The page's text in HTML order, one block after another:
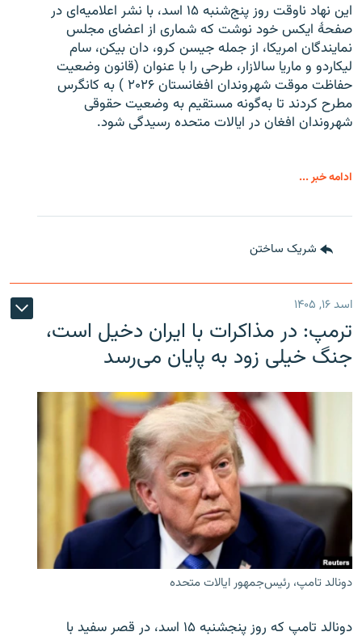
این نهاد ناوقت روز پنج‌شنبه ۱۵ اسد، با نشر اعلامیه‌ای در
صفحۀ ایکس خود نوشت که شماری از اعضای مجلس
نمایندگان امریکا، از جمله جیسن کرو، دان بیکن، سام
لیکاردو و ماریا سالازار، طرحی را با عنوان (قانون وضعیت
حفاظت موقت شهروندان افغانستان ۲۰۲۶ ) به کانگرس
مطرح کردند تا به‌گونه مستقیم به وضعیت حقوقی
شهروندان افغان در ایالات متحده رسیدگی شود.
ادامه خبر ...
شریک ساختن
اسد ۱۶, ۱۴۰۵
ترمپ: در مذاکرات با ایران دخیل است،
جنگ خیلی زود به پایان می‌رسد
دونالد تامپ، رئیس‌جمهور ایالات متحده
دونالد تامپ که روز پنجشنبه ۱۵ اسد، در قصر سفید با